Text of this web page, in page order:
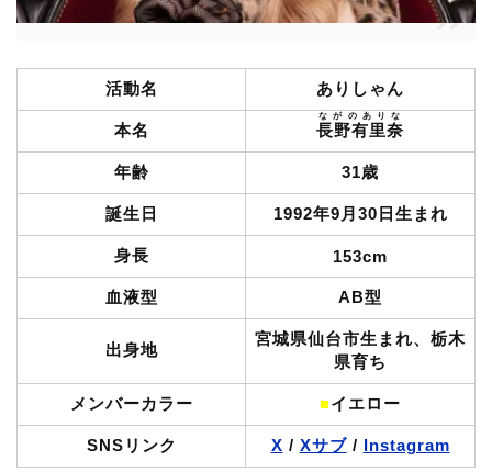
活動名 ありしゃん
本名 長野有里奈
ながのありな
年齢 31歳
誕生日 1992年9月30日生まれ
身長 153cm
血液型 AB型
出身地
宮城県仙台市生まれ、栃木
県育ち
メンバーカラー ■イエロー
SNSリンク X / Xサブ/ Instagram